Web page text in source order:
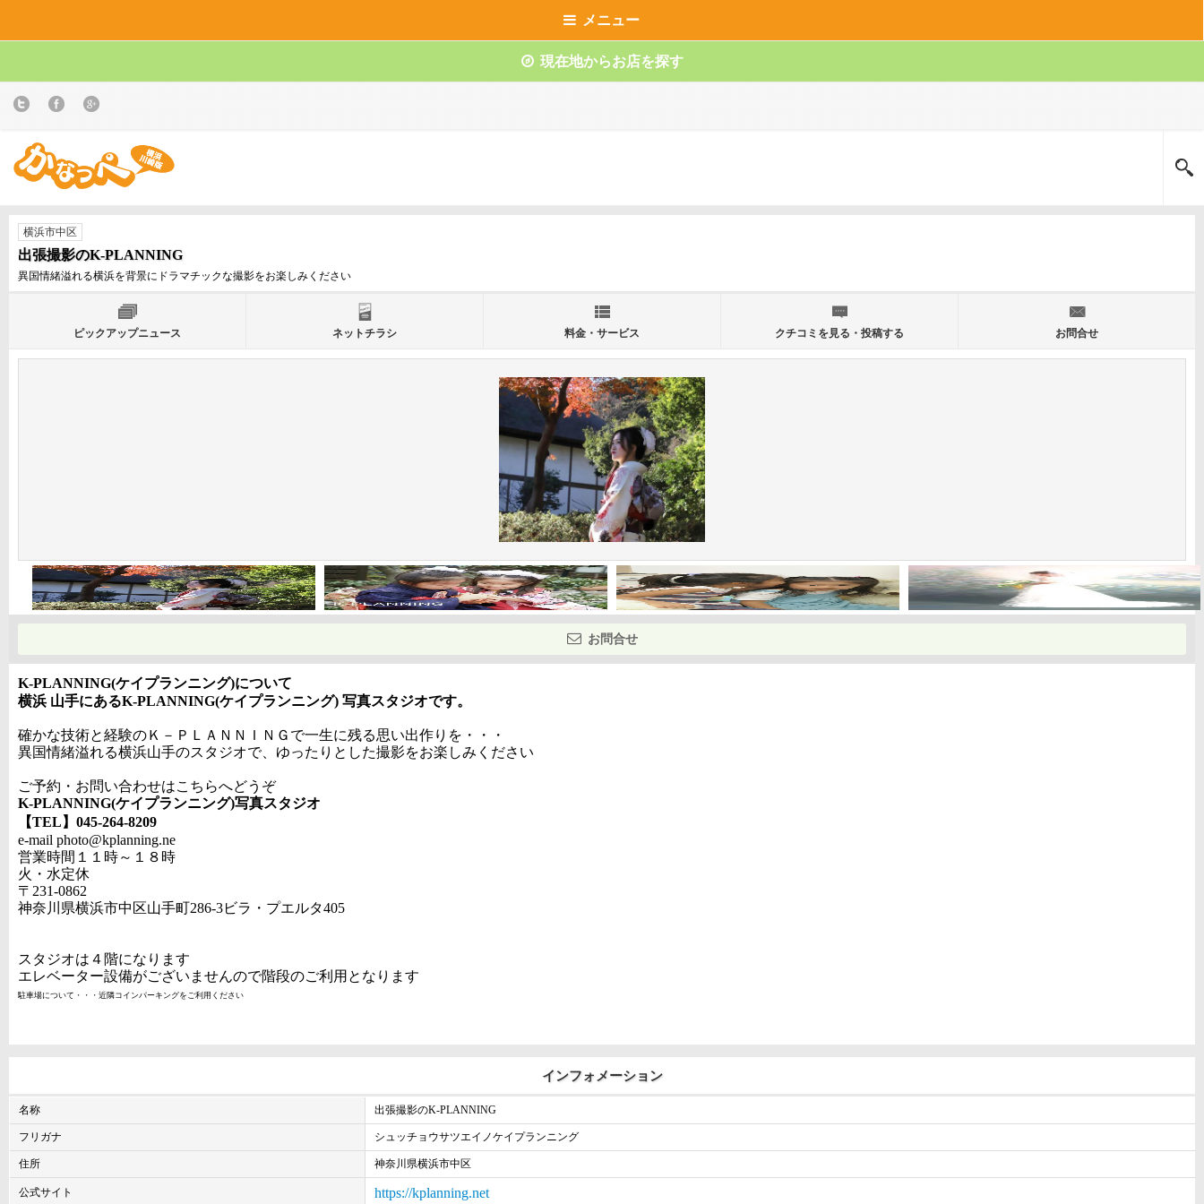
メニュー
現在地からお店を探す
横浜市中区
出張撮影のK-PLANNING
異国情緒溢れる横浜を背景にドラマチックな撮影をお楽しみください
ピックアップニュース ネットチラシ 料金・サービス クチコミを見る・投稿する お問合せ
お問合せ
K-PLANNING(ケイプランニング)について
横浜 山手にあるK-PLANNING(ケイプランニング) 写真スタジオです。
確かな技術と経験のＫ－ＰＬＡＮＮＩＮＧで一生に残る思い出作りを・・・
異国情緒溢れる横浜山手のスタジオで、ゆったりとした撮影をお楽しみください
ご予約・お問い合わせはこちらへどうぞ
K-PLANNING(ケイプランニング)写真スタジオ
【TEL】 045-264-8209
e-mail photo@kplanning.ne
営業時間１１時～１８時
火・水定休
〒231-0862
神奈川県横浜市中区山手町286-3ビラ・プエルタ405
スタジオは４階になります
エレベーター設備がございませんので階段のご利用となります
駐車場について・・・近隣コインパーキングをご利用ください
インフォメーション
名称 出張撮影のK-PLANNING
フリガナ シュッチョウサツエイノケイプランニング
住所 神奈川県横浜市中区
公式サイト https://kplanning.net